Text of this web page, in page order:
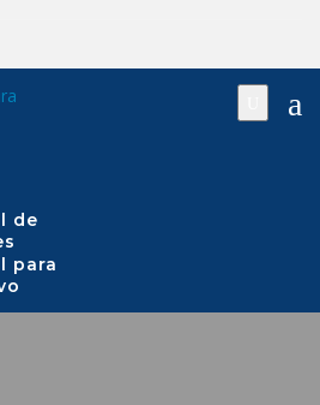
de
para